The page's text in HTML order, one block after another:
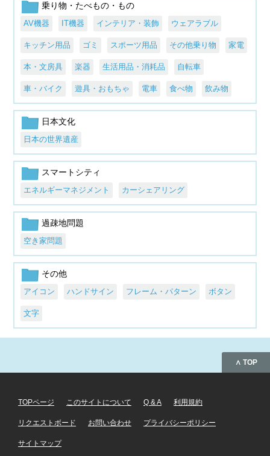
乗り物・たべもの・もの
AV機器 IT機器 インテリア・装飾 ウェアラブル
キッチン用品 ゴミ スポーツ用品 その他乗り物 家電
本・文房具 楽器 生活用品・消耗品 自転車
車・バイク 遊具・おもちゃ 電車 食べ物 飲み物
日本文化
日本の世界遺産
スマートシティ
エネルギーマネジメント カーシェアリング
過疎地問題
空き家問題
その他
アイコン ハンドサイン フレーム・パターン ボタン
文字
∧ TOP
TOPページ このサイトについて Q & A 利用規約
リクエストボード お問い合わせ プライバシーポリシー
サイトマップ